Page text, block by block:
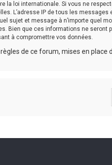
la loi internationale. Si vous ne
L’adresse IP de tous les
sujet et message à n’importe
Bien que ces informations ne seront
à compromettre vos données.
de ce forum, mises en place